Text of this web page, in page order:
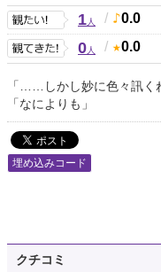
1人 / 0.0
0人 / 0.0
「……しかし妙に色々訊く
「なによりも」
埋め込みコード
クチコミ